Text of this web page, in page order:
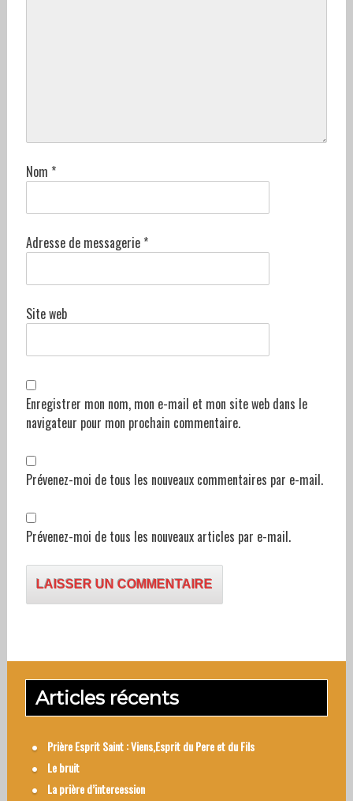
Nom *
Adresse de messagerie *
Site web
Enregistrer mon nom, mon e-mail et mon site web dans le
navigateur pour mon prochain commentaire.
Prévenez-moi de tous les nouveaux commentaires par e-mail.
Prévenez-moi de tous les nouveaux articles par e-mail.
Articles récents
Prière Esprit Saint : Viens,Esprit du Pere et du Fils
Le bruit
La prière d’intercession